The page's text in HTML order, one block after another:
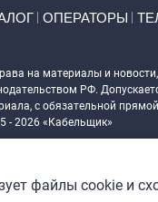
ОПЕРАТОРЫ
на материалы и
РФ.
с обязательной
- 2026 «Кабельщик»
— поддержка сайта c
файлы cookie и